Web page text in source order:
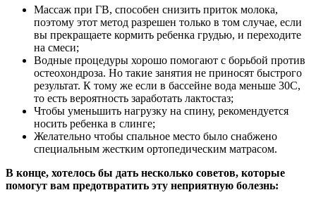
Массаж при ГВ, способен снизить приток молока,
поэтому этот метод разрешен только в том случае, если
вы прекращаете кормить ребенка грудью, и переходите
на смеси;
Водные процедуры хорошо помогают с борьбой против
остеохондроза. Но такие занятия не приносят быстрого
результат. К тому же если в бассейне вода меньше 30С,
то есть вероятность заработать лактостаз;
Чтобы уменьшить нагрузку на спину, рекомендуется
носить ребенка в слинге;
Желательно чтобы спальное место было снабжено
специальным жестким ортопедическим матрасом.
В конце, хотелось бы дать несколько советов, которые
помогут вам предотвратить эту неприятную болезнь: